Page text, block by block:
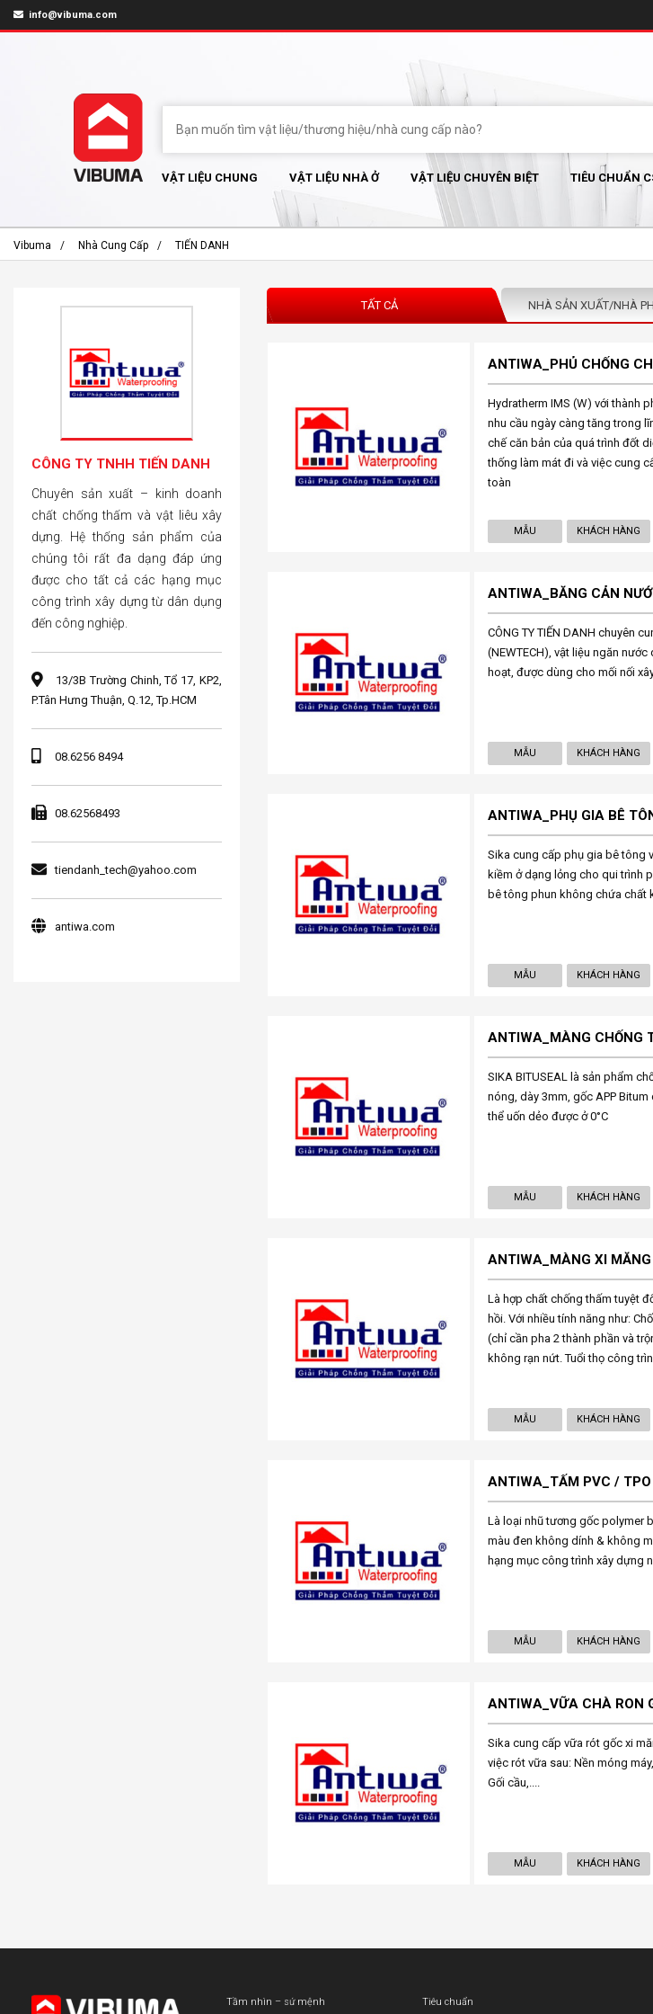
info@vibuma.com
VẬT LIỆU CHUNG VẬT LIỆU NHÀ Ở VẬT LIỆU CHUYÊN BIỆT TIÊU CHUẨN
Vibuma Nhà Cung Cấp TIẾN DANH
TẤT CẢ NHÀ SẢN XUẤT/NHÀ
ANTIWA_PHỦ CHỐNG
Hydratherm IMS (W) với thành
nhu cầu ngày càng tăng trong
chế căn bản của quá trình đốt
thống làm mát đi và việc cung
toàn
MẪU KHÁCH HÀNG
ANTIWA_BĂNG CẢN
CÔNG TY TIẾN DANH chuyên
(NEWTECH), vật liệu ngăn
hoạt, được dùng cho mối nối
MẪU KHÁCH HÀNG
ANTIWA_PHỤ GIA BÊ
Sika cung cấp phụ gia bê tông
kiềm ở dạng lỏng cho qui trình
bê tông phun không chứa chất
MẪU KHÁCH HÀNG
ANTIWA_MÀNG CHỐNG
SIKA BITUSEAL là sản phẩm
nóng, dày 3mm, gốc APP
thể uốn dẻo được ở 0°C
MẪU KHÁCH HÀNG
ANTIWA_MÀNG XI MĂNG
Là hợp chất chống thấm tuyệt
hồi. Với nhiều tính năng như:
(chỉ cần pha 2 thành phần và
không rạn nứt. Tuổi thọ công
MẪU KHÁCH HÀNG
ANTIWA_TẤM PVC /
Là loại nhũ tương gốc polymer
màu đen không dính & không
hạng mục công trình xây dựng
MẪU KHÁCH HÀNG
ANTIWA_VỮA CHÀ RON
Sika cung cấp vữa rót gốc xi
việc rót vữa sau: Nền móng
Gối cầu,....
MẪU KHÁCH HÀNG
CÔNG TY TNHH TIẾN DANH
Chuyên sản xuất – kinh doanh
chất chống thấm và vật liêu xây
dựng. Hệ thống sản phẩm của
chúng tôi rất đa dạng đáp ứng
được cho tất cả các hạng mục
công trình xây dựng từ dân dụng
đến công nghiệp.
13/3B Trường Chinh, Tổ 17, KP2,
P.Tân Hưng Thuận, Q.12, Tp.HCM
08.6256 8494
08.62568493
tiendanh_tech@yahoo.com
antiwa.com
Tầm nhìn – sứ mệnh Tiêu chuẩn